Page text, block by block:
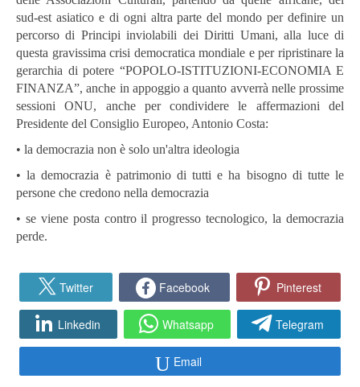
sud-est asiatico e di ogni altra parte del mondo per definire un
percorso di Principi inviolabili dei Diritti Umani, alla luce di
questa gravissima crisi democratica mondiale e per ripristinare la
gerarchia di potere “POPOLO-ISTITUZIONI-ECONOMIA E
FINANZA”, anche in appoggio a quanto avverrà nelle prossime
sessioni ONU, anche per condividere le affermazioni del
Presidente del Consiglio Europeo, Antonio Costa:
• la democrazia non è solo un'altra ideologia
• la democrazia è patrimonio di tutti e ha bisogno di tutte le
persone che credono nella democrazia
• se viene posta contro il progresso tecnologico, la democrazia
perde.
Twitter Facebook Pinterest
Linkedin Whatsapp Telegram
Email